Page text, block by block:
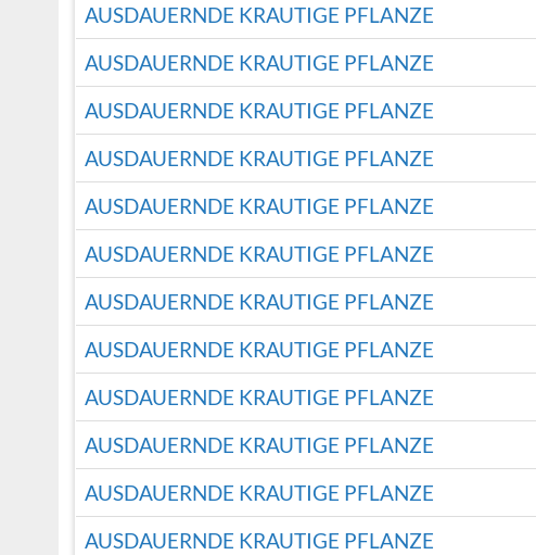
AUSDAUERNDE KRAUTIGE PFLANZE
AUSDAUERNDE KRAUTIGE PFLANZE
AUSDAUERNDE KRAUTIGE PFLANZE
AUSDAUERNDE KRAUTIGE PFLANZE
AUSDAUERNDE KRAUTIGE PFLANZE
AUSDAUERNDE KRAUTIGE PFLANZE
AUSDAUERNDE KRAUTIGE PFLANZE
AUSDAUERNDE KRAUTIGE PFLANZE
AUSDAUERNDE KRAUTIGE PFLANZE
AUSDAUERNDE KRAUTIGE PFLANZE
AUSDAUERNDE KRAUTIGE PFLANZE
AUSDAUERNDE KRAUTIGE PFLANZE